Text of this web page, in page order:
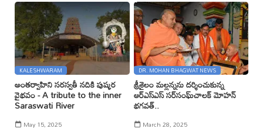
KALESHWARAM
అంతర్వాహిని సరస్వతీ నదికి పుష్కర
వైభవం - A tribute to the inner
Saraswati River
May 15, 2025
DR. MOHAN BHAGWAT NEWS
శ్రీశైలం మల్లన్నను దర్శించుకున్న
ఆర్ఎస్ఎస్ సర్‌సంఘ్‌చాలక్ మోహన్
భగవత్..
March 28, 2025